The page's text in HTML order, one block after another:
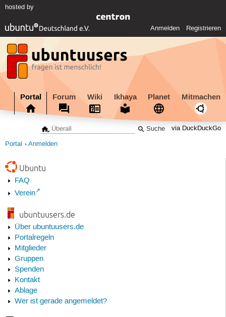
hosted by
Anmelden Registrieren
Portal Forum Wiki Ikhaya Planet Mitmachen
via DuckDuckGo
Portal Anmelden
Ubuntu
FAQ
Verein
ubuntuusers.de
Über ubuntuusers.de
Portalregeln
Mitglieder
Gruppen
Spenden
Kontakt
Ablage
Wer ist gerade angemeldet?